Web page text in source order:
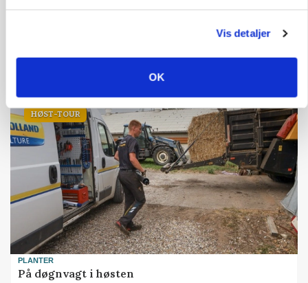
Vis detaljer
OK
Det er en uskik at udlægge et røgslør om
HØST-TOUR
PLANTER
På døgnvagt i høsten